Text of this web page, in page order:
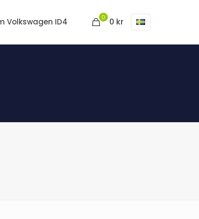
Volkswagen ID4 0 0 kr